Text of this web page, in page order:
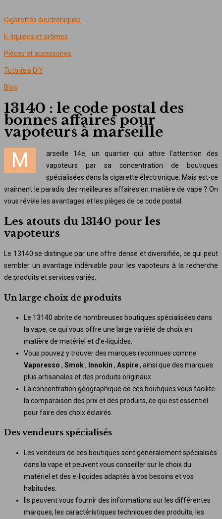
Cigarettes électroniques
E-liquides et arômes
Pièces et accessoires
Tutoriels DIY
Blog
13140 : le code postal des
bonnes affaires pour
vapoteurs à marseille
Marseille 14e, un quartier qui attire l’attention des
vapoteurs par sa concentration de boutiques
spécialisées dans la cigarette électronique. Mais est-ce
vraiment le paradis des meilleures affaires en matière de vape ? On
vous révèle les avantages et les pièges de ce code postal.
Les atouts du 13140 pour les
vapoteurs
Le 13140 se distingue par une offre dense et diversifiée, ce qui peut
sembler un avantage indéniable pour les vapoteurs à la recherche
de produits et services variés.
Un large choix de produits
Le 13140 abrite de nombreuses boutiques spécialisées dans
la vape, ce qui vous offre une large variété de choix en
matière de matériel et d’e-liquides.
Vous pouvez y trouver des marques reconnues comme
Vaporesso , Smok, Innokin , Aspire, ainsi que des marques
plus artisanales et des produits originaux.
La concentration géographique de ces boutiques vous facilite
la comparaison des prix et des produits, ce qui est essentiel
pour faire des choix éclairés.
Des vendeurs spécialisés
Les vendeurs de ces boutiques sont généralement spécialisés
dans la vape et peuvent vous conseiller sur le choix du
matériel et des e-liquides adaptés à vos besoins et vos
habitudes.
Ils peuvent vous fournir des informations sur les différentes
marques, les caractéristiques techniques des produits, les